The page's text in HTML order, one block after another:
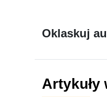
Oklaskuj
Artykuły